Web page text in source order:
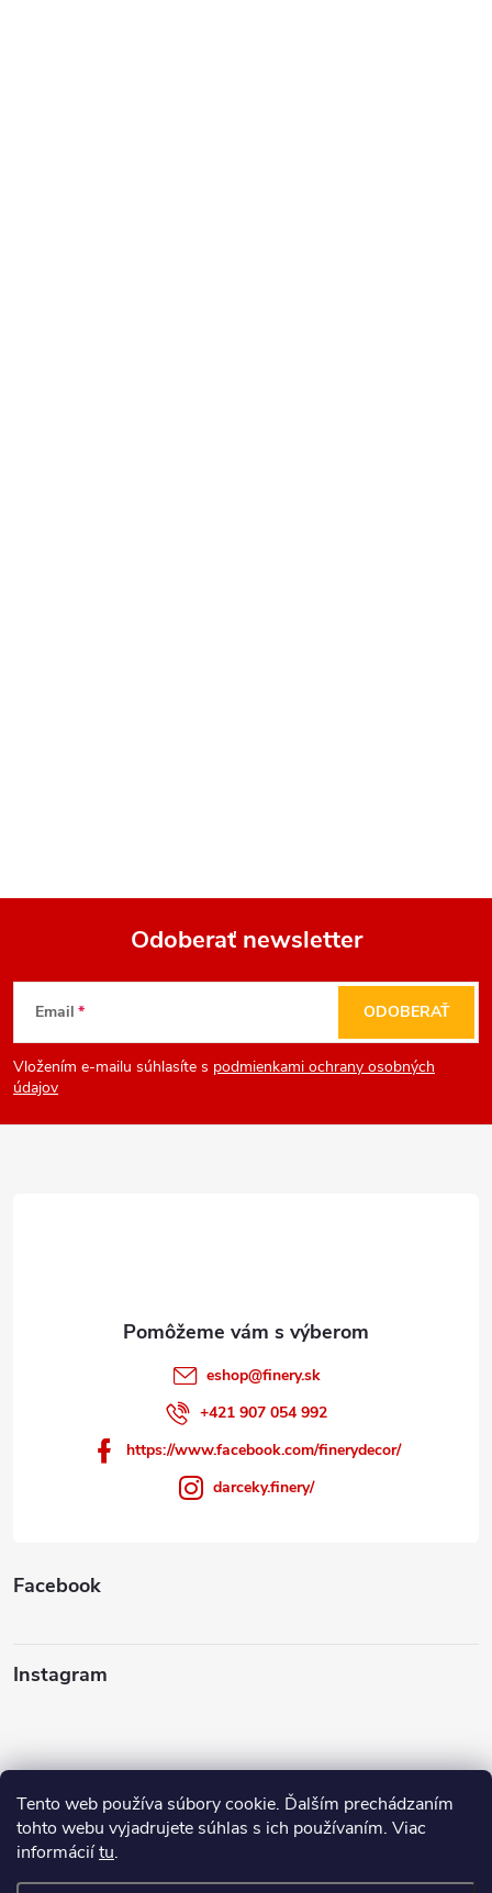
Tento web používa súbory cookie. Ďalším prechádzaním
tohto webu vyjadrujete súhlas s ich používaním. Viac
informáciítu.
Z
á
p
Odoberať newsletter
Email
Vložením e-mailu súhlasíte s podmienkami ochrany osobných
údajov
ODOBERAŤ
eshop@finery.sk
+421 907 054 992
https://www.facebook.com/finerydecor/
darceky.finery/
Facebook
Instagram
Sledovať na Instagrame
Ako nakupovať